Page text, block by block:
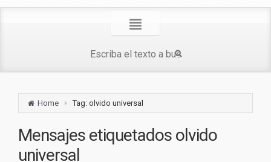
Home Tag: olvido universal
Mensajes etiquetados olvido
universal